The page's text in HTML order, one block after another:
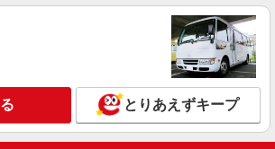
時給1,600円
詳細を見る
とりあえずキープ